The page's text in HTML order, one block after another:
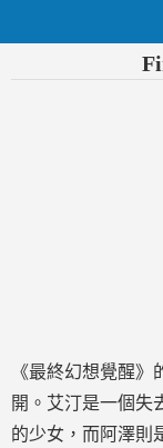
《最終幻想覺醒
開。艾汀是一個失
的少女，而阿澤則